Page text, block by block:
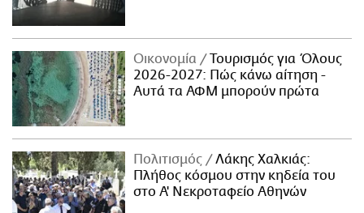
Οικονομία
Τουρισμός για Όλους
2026-2027: Πώς κάνω αίτηση -
Αυτά τα ΑΦΜ μπορούν πρώτα
Πολιτισμός
Λάκης Χαλκιάς:
Πλήθος κόσμου στην κηδεία του
στο Α' Νεκροταφείο Αθηνών